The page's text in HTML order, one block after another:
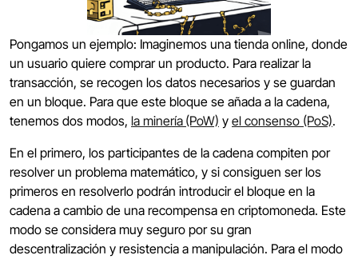
Pongamos un ejemplo: Imaginemos una tienda online, donde
un usuario quiere comprar un producto. Para realizar la
transacción, se recogen los datos necesarios y se guardan
en un bloque. Para que este bloque se añada a la cadena,
tenemos dos modos, la minería (PoW) y el consenso (PoS).
En el primero, los participantes de la cadena compiten por
resolver un problema matemático, y si consiguen ser los
primeros en resolverlo podrán introducir el bloque en la
cadena a cambio de una recompensa en criptomoneda. Este
modo se considera muy seguro por su gran
descentralización y resistencia a manipulación. Para el modo